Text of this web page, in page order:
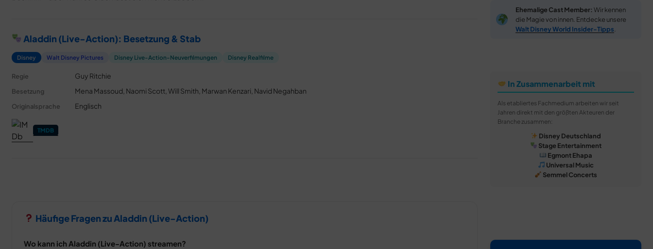
Aladdin (Live-Action): Besetzung & Stab
Disney Walt Disney Pictures Disney Live-Action-Neuverfilmungen Disney Realfilme
Regie Guy Ritchie
Besetzung Mena Massoud, Naomi Scott, Will Smith, Marwan Kenzari, Navid Negahban
Originalsprache Englisch
TMDB
Häufige Fragen zu Aladdin (Live-Action)
Wo kann ich Aladdin (Live-Action) streamen?
Ehemalige Cast Member: Wir kennen
die Magie von innen. Entdecke unsere
Walt Disney World Insider-Tipps
In Zusammenarbeit mit
Als etabliertes Fachmedium arbeiten wir seit
Jahren direkt mit den größten Akteuren der
Branche zusammen:
Disney Deutschland
Stage Entertainment
Egmont Ehapa
Universal Music
Semmel Concerts